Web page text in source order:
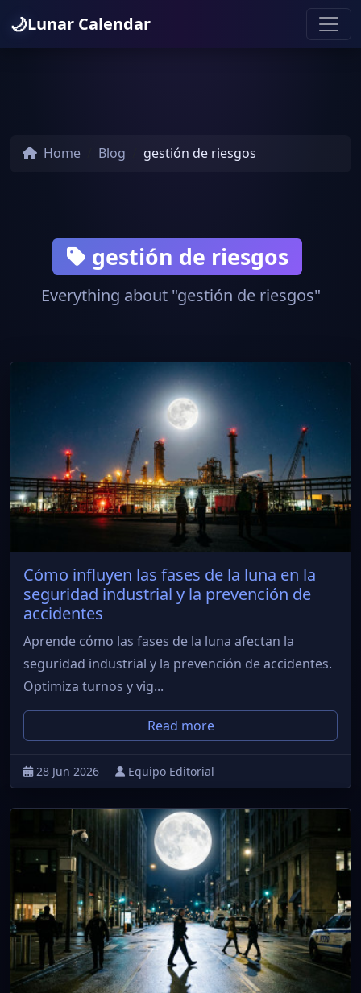
🌙Lunar Calendar
Home Blog gestión de riesgos
gestión de riesgos
Everything about "gestión de riesgos"
Cómo influyen las fases de la luna en la
seguridad industrial y la prevención de
accidentes
Aprende cómo las fases de la luna afectan la
seguridad industrial y la prevención de accidentes.
Optimiza turnos y vig...
Read more
28 Jun 2026 Equipo Editorial